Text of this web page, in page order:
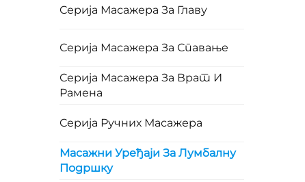
Серија Масажера За Главу
Серија Масажера За Спавање
Серија Масажера За Врат И
Рамена
Серија Ручних Масажера
Масажни Уређаји За Лумбалну
Подршку